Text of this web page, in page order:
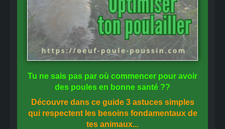
Tu ne sais pas par où commencer pour avoir
des poules en bonne santé ??
Découvre dans ce guide 3 astuces simples
qui respectent les besoins fondamentaux de
tes animaux...